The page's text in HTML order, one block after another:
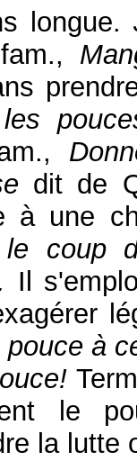
longue.
les
dit de
à une
le coup
Il
pouce à
le
la lutte